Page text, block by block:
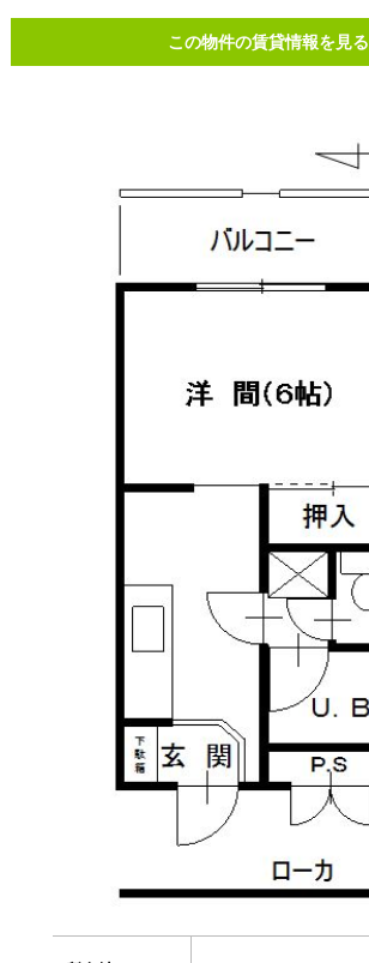
この物件の賃貸情報を見る